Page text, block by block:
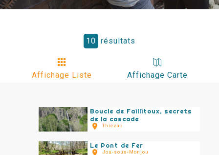
10 résultats
Affichage Liste Affichage Carte
Boucle de Faillitoux, secrets
de la cascade
Thiézac
Le Pont de Fer
Jou-sous-Monjou